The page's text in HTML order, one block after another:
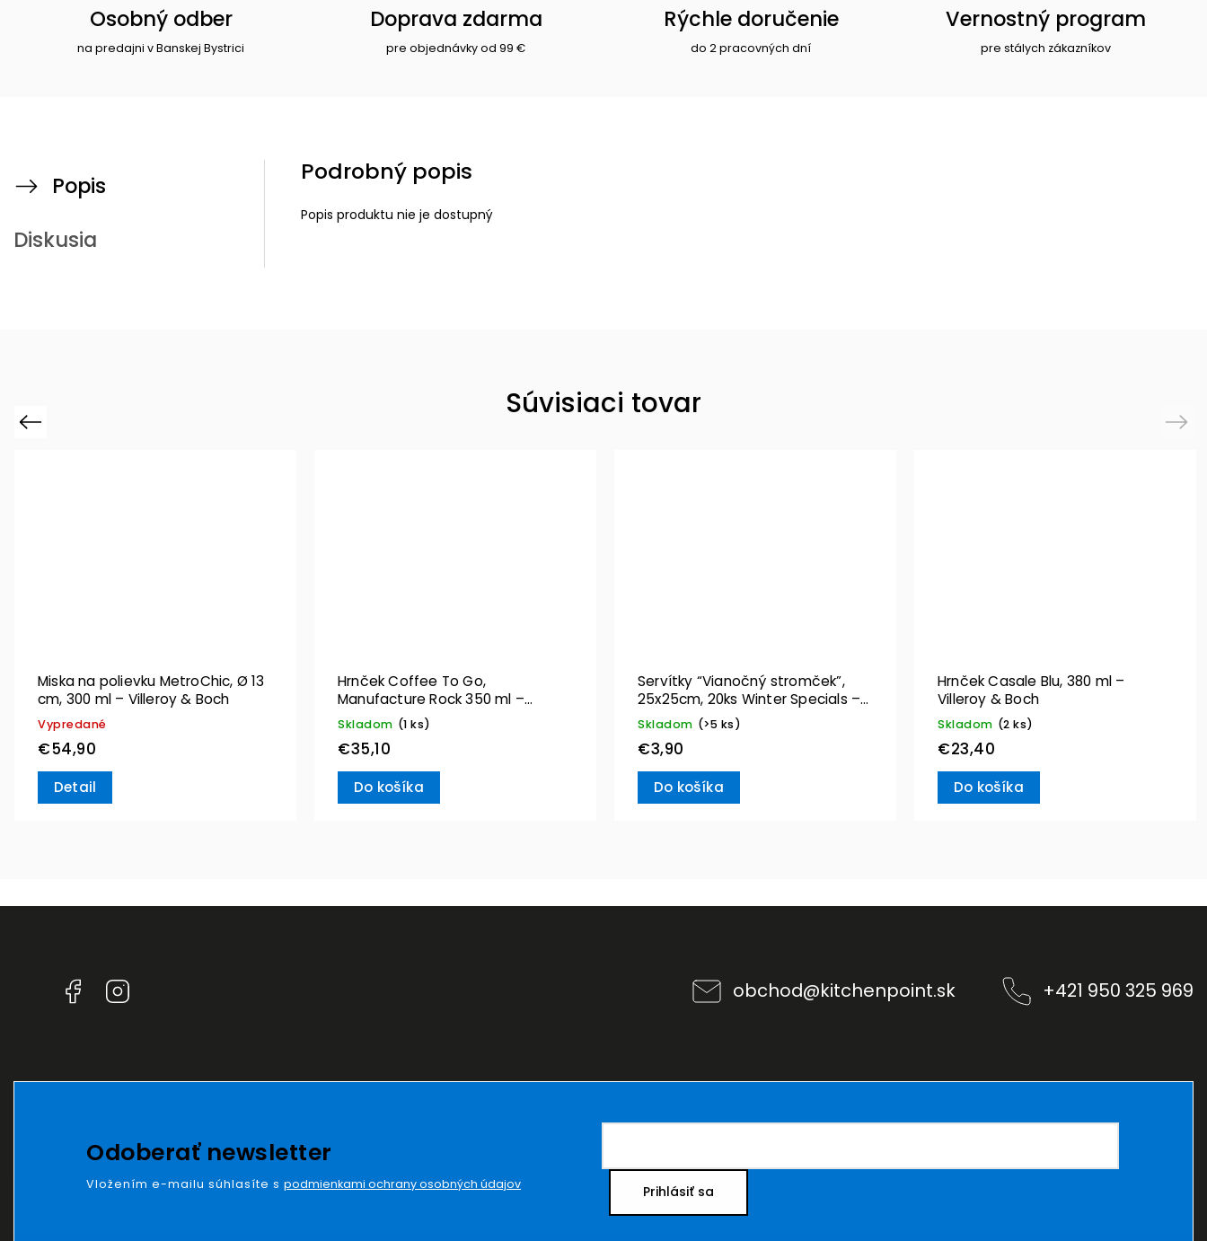
Osobný odber
na predajni v Banskej Bystrici
Doprava zdarma
pre objednávky od 99 €
Rýchle doručenie
do 2 pracovných dní
Vernostný program
pre stálych zákazníkov
Popis
Diskusia
Podrobný popis
Popis produktu nie je dostupný
Súvisiaci tovar
Previous
Miska na polievku MetroChic, Ø 13
cm, 300 ml – Villeroy & Boch
Vypredané
€54,90
Detail
Hrnček Coffee To Go,
Manufacture Rock 350 ml –
Villeroy & Boch
Skladom (1 ks)
€35,10
Do košíka
Servítky “Vianočný stromček”,
25x25cm, 20ks Winter Specials –
Villeroy & Boch
Skladom (>5 ks)
€3,90
Do košíka
Hrnček Casale Blu, 380 ml –
Villeroy & Boch
Skladom (2 ks)
€23,40
Do košíka
Next
Facebook obchod@kitchenpoint.sk +421 950 325 969
Odoberať newsletter
Vložením e-mailu súhlasíte s podmienkami ochrany osobných údajov Prihlásiť sa